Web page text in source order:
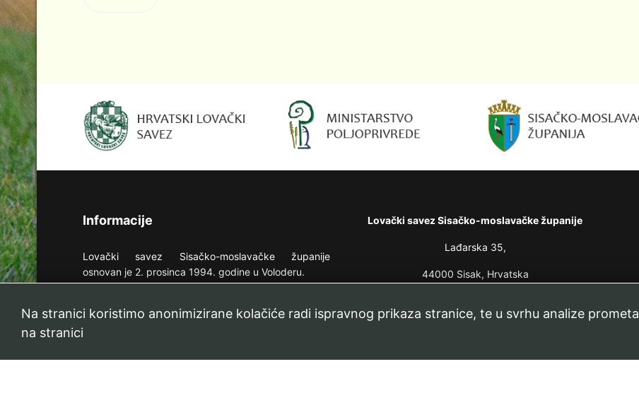
Informacije
Lovački savez Sisačko-moslavačke županije
osnovan je 2. prosinca 1994. godine u Voloderu.
2962 lovca koje gospodare sa 35 županijskih i 13
Lovački savez Sisačko-moslavačke županije
Lađarska 35,
44000 Sisak, Hrvatska
Na stranici koristimo anonimizirane kolačiće radi ispravnog prikaza stranice, te u svrhu analize prometa
na stranici